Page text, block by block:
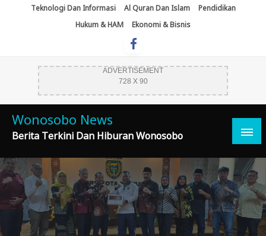
Teknologi Dan Informasi Al Quran Dan Islam
Pendidikan
Hukum & HAM
Ekonomi & Bisnis
ADVERTISEMENT
728 X 90
Wonosobo News
Berita Terkini Dan Hiburan Wonosobo